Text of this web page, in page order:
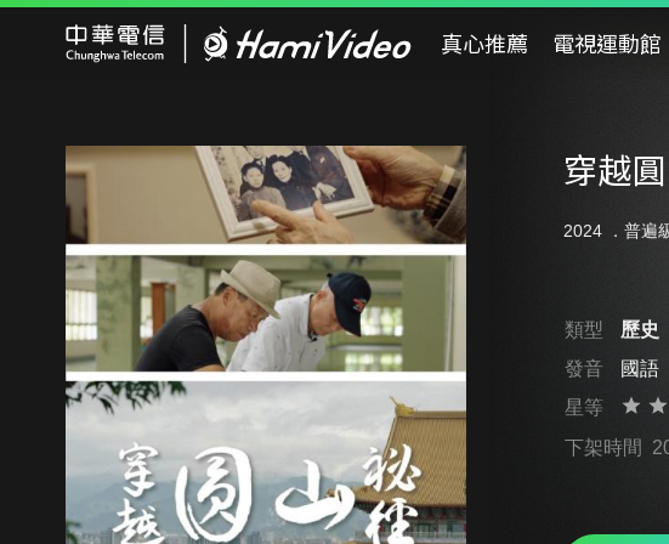
真心推薦 電視運動館
穿越
2024 ． 普遍
類型
歷史
發音
國語
星等
下架時間